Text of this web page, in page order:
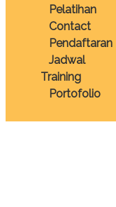
Pelatihan
Contact
Pendaftaran
Jadwal
Training
Portofolio